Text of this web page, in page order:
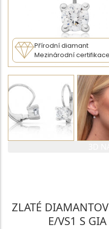
Přírodní diamant
Mezinárodní certifikace
ZLATÉ
E/VS1 S